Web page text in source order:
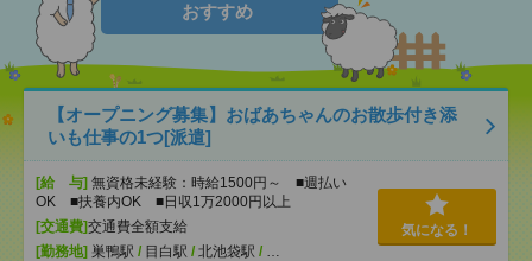
おすすめ
【オープニング募集】おばあちゃんのお散歩付き添
いも仕事の1つ[派遣]
[給 与] 無資格未経験：時給1500円～ ■週払い
OK ■扶養内OK ■日収1万2000円以上
[交通費]交通費全額支給
[勤務地] 巣鴨駅 / 目白駅 / 北池袋駅 / …
気になる！